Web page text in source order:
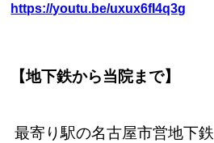
https://youtu.be/uxux6fI4q3g
【地下鉄から当院まで】
最寄り駅の名古屋市営地下鉄